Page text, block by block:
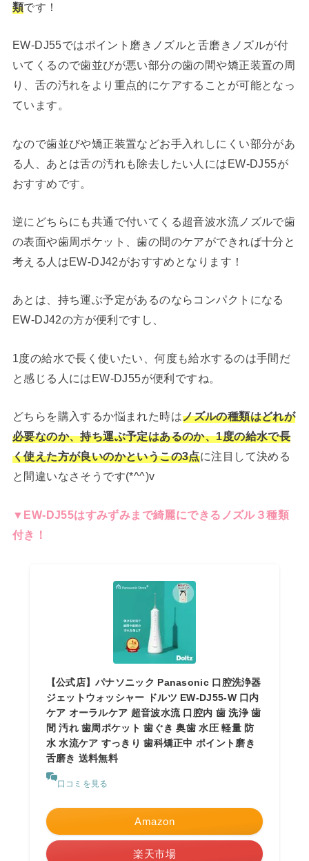
類です！
EW-DJ55ではポイント磨きノズルと舌磨きノズルが付
いてくるので歯並びが悪い部分の歯の間や矯正装置の周
り、舌の汚れをより重点的にケアすることが可能となっ
ています。
なので歯並びや矯正装置などお手入れしにくい部分があ
る人、あとは舌の汚れも除去したい人にはEW-DJ55が
おすすめです。
逆にどちらにも共通で付いてくる超音波水流ノズルで歯
の表面や歯周ポケット、歯の間のケアができれば十分と
考える人はEW-DJ42がおすすめとなります！
あとは、持ち運ぶ予定があるのならコンパクトになる
EW-DJ42の方が便利ですし、
1度の給水で長く使いたい、何度も給水するのは手間だ
と感じる人にはEW-DJ55が便利ですね。
どちらを購入するか悩まれた時はノズルの種類はどれが
必要なのか、持ち運ぶ予定はあるのか、1度の給水で長
く使えた方が良いのかというこの3点に注目して決める
と間違いなさそうです(*^^)v
▼EW-DJ55はすみずみまで綺麗にできるノズル３種類
付き！
【公式店】パナソニック Panasonic 口腔洗浄器
ジェットウォッシャー ドルツ EW-DJ55-W 口内
ケア オーラルケア 超音波水流 口腔内 歯 洗浄 歯
間 汚れ 歯周ポケット 歯ぐき 奥歯 水圧 軽量 防
水 水流ケア すっきり 歯科矯正中 ポイント磨き
舌磨き 送料無料
口コミを見る
Amazon
楽天市場